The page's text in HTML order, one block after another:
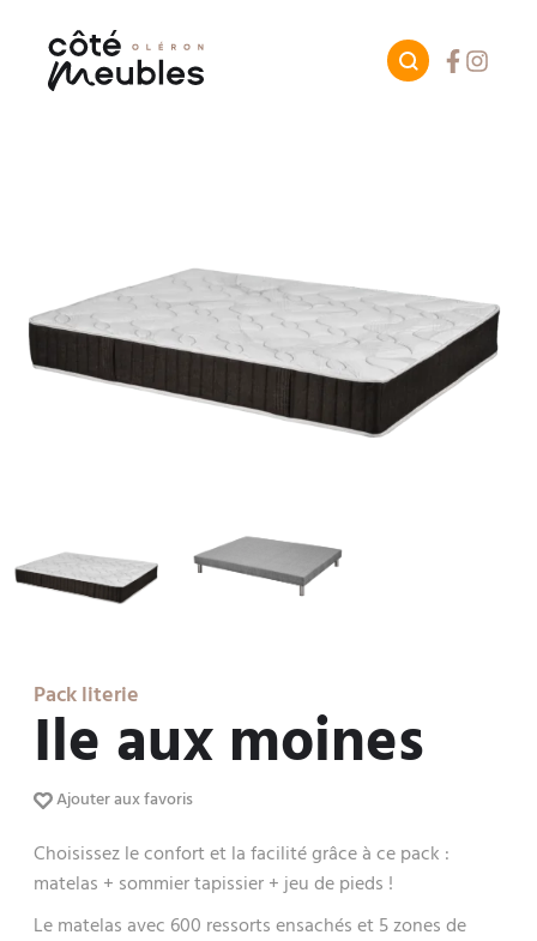
Facebook
Pack literie
Ile aux moines
Ajouter aux favoris
Choisissez le confort et la facilité grâce à ce pack :
matelas + sommier tapissier + jeu de pieds !
Le matelas avec 600 ressorts ensachés et 5 zones de